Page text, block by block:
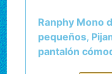
Ranphy Mono
pequeños,
pantalón